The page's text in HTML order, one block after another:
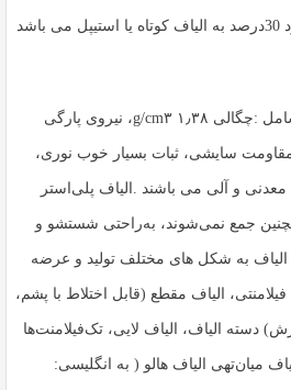
پلی استر بوده است و در حدود 30درصد به الیاف کوتاه یا استیپل می باشد
پلی استر دارای خصوصیاتی شامل :چگالی g/cm۳ ۱٫۳۸، نیروی پارگی
مقاومت سایشی، ثبات بسیار خوب نوری،
معدنی و آلی می باشند .الیاف پلی‌استر
جمع نمی‌شوند، به‌راحتی شستشو و
به شکل های مختلف تولید و عرضه
الیاف مقطع (قابل اختلاط با پشم،
دسته الیاف، الیاف لایی، تک‌فیلامنت‌ها
میان‌تهی الیاف هالو ( به انگلیسی: